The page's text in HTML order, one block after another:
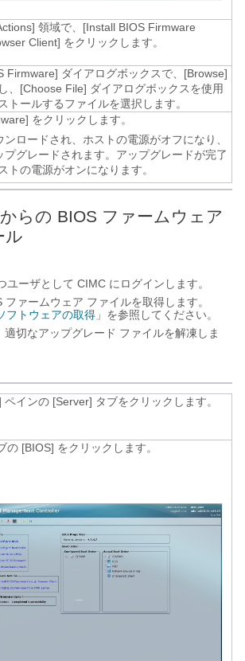
領域で、[Install BIOS Firmware
Client] をクリックします。
Firmware] ダイアログボックスで、[Browse]
、[Choose File] ダイアログボックスを使用
トールするファイルを選択します。
をクリックします。
ンロードされ、ホストの電源がオフになり、
プグレードされます。アップグレードが完了
トの電源がオンになります。
らの BIOS ファームウェア
ル
ユーザとして CIMC にログインします。
ファームウェア ファイルを取得します。
フトウェアの取得 」を参照してください。
切なアップグレード ファイルを解凍しま
ペインの [Server] タブをクリックします。
の [BIOS] をクリックします。